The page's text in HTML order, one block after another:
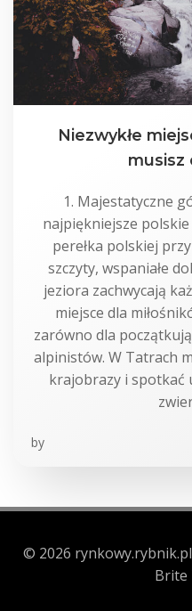
Niezwykłe
musisz
1. Majestatyczne
najpiękniejsze
perełka polskiej
szczyty, wspaniałe
jeziora zachwycają
miejsce dla
zarówno dla
alpinistów. W Tatrach
krajobrazy i spotkać
by
© 2026
Brite